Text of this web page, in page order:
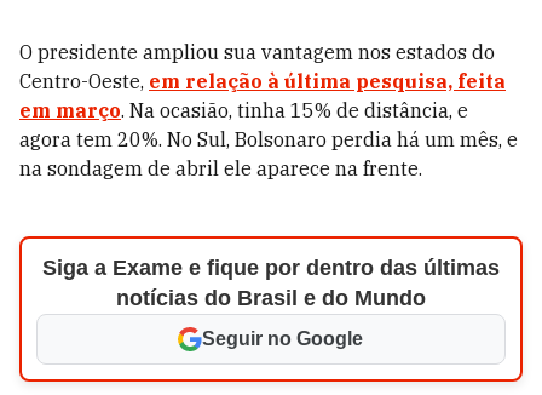
O presidente ampliou sua vantagem nos estados do
Centro-Oeste, em relação à última pesquisa, feita
em março. Na ocasião, tinha 15% de distância, e
agora tem 20%. No Sul, Bolsonaro perdia há um mês, e
na sondagem de abril ele aparece na frente.
Siga a Exame e fique por dentro das últimas
notícias do Brasil e do Mundo
Seguir no Google